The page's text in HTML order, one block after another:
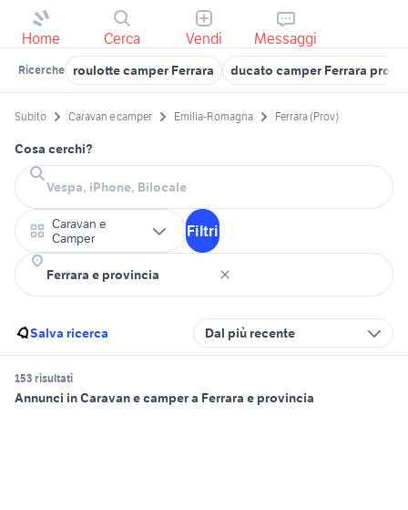
Home Cerca Vendi Messaggi
Ricerche roulotte camper Ferrara ducato camper Ferrara
Subito Caravan e camper Emilia-Romagna Ferrara (Prov)
Cosa cerchi?
Caravan e
Camper
Filtri
Salva ricerca Dal più recente
153 risultati
Annunci in Caravan e camper a Ferrara e provincia